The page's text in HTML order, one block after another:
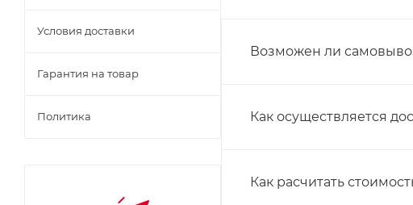
Возможен ли
Как осуществляется
Как расчитать
Условия доставки
Гарантия на товар
Политика